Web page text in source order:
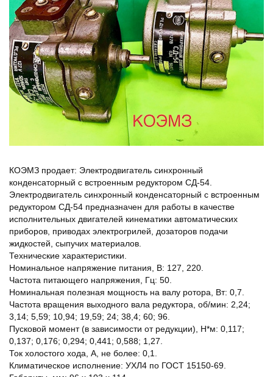
КОЭМЗ продает: Электродвигатель синхронный
конденсаторный с встроенным редуктором СД-54.
Электродвигатель синхронный конденсаторный с встроенным
редуктором СД-54 предназначен для работы в качестве
исполнительных двигателей кинематики автоматических
приборов, приводах электрогрилей, дозаторов подачи
жидкостей, сыпучих материалов.
Технические характеристики.
Номинальное напряжение питания, В: 127, 220.
Частота питающего напряжения, Гц: 50.
Номинальная полезная мощность на валу ротора, Вт: 0,7.
Частота вращения выходного вала редуктора, об/мин: 2,24;
3,14; 5,59; 10,94; 19,59; 24; 38,4; 60; 96.
Пусковой момент (в зависимости от редукции), Н*м: 0,117;
0,137; 0,176; 0,294; 0,441; 0,588; 1,27.
Ток холостого хода, А, не более: 0,1.
Климатическое исполнение: УХЛ4 по ГОСТ 15150-69.